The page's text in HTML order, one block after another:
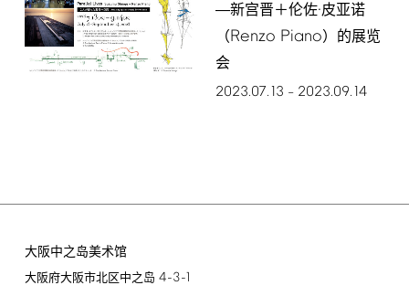
―新宫晋＋伦佐·皮亚诺
（Renzo Piano）的展览
会
2023.07.13 – 2023.09.14
大阪中之岛美术馆
大阪府大阪市北区中之岛 4-3-1